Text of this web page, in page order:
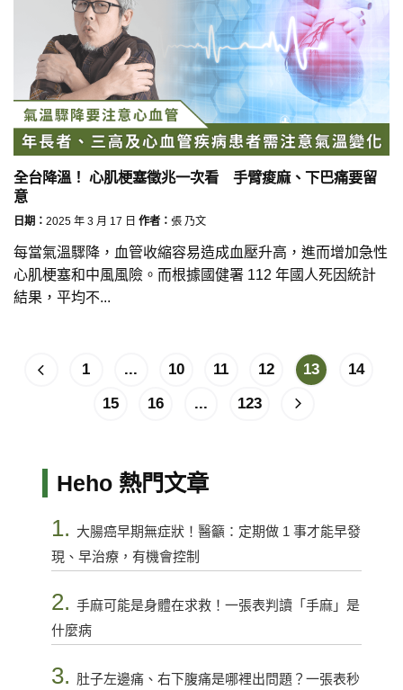
全台降溫！ 心肌梗塞徵兆一次看 手臂痠麻、下巴痛要留
意
日期： 2025 年 3 月 17 日 作者： 張 乃文
每當氣溫驟降，血管收縮容易造成血壓升高，進而增加急性
心肌梗塞和中風風險。而根據國健署 112 年國人死因統計
結果，平均不...
1 ... 10 11 12 13
14
15
16 ... 123
Heho 熱門文章
1. 大腸癌早期無症狀！醫籲：定期做 1 事才能早發
現、早治療，有機會控制
2. 手麻可能是身體在求救！一張表判讀「手麻」是
什麼病
3. 肚子左邊痛、右下腹痛是哪裡出問題？一張表秒